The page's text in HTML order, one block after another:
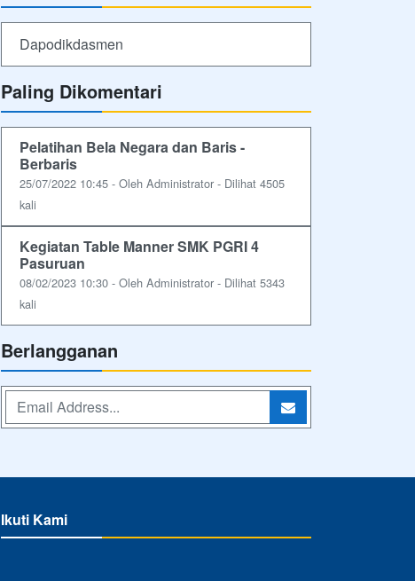
Dapodikdasmen
Paling Dikomentari
Pelatihan Bela Negara dan Baris -
Berbaris
25/07/2022 10:45 - Oleh Administrator - Dilihat 4505
kali
Kegiatan Table Manner SMK PGRI 4
Pasuruan
08/02/2023 10:30 - Oleh Administrator - Dilihat 5343
kali
Berlangganan
Ikuti Kami